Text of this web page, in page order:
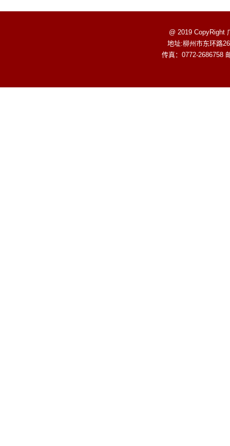
@ 2019 CopyRight
地址:柳州市东环路
传真：0772-2686758